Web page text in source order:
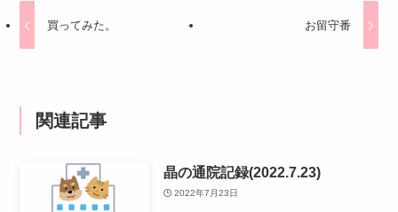
買ってみた。 お留守番
関連記事
晶の通院記録(2022.7.23)
2022年7月23日